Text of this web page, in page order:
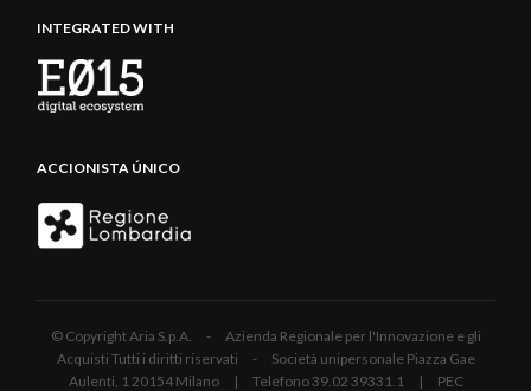
INTEGRATED WITH
ACCIONISTA ÚNICO
© Copyright Aria S.p.A. - Azienda Regionale per l'Innovazione e gli
Acquisti Tutti i diritti riservati - Società unipersonale Piazza Gae
Aulenti, 1 20154 Milano | Telefono 39.02 39331.1 | PEC